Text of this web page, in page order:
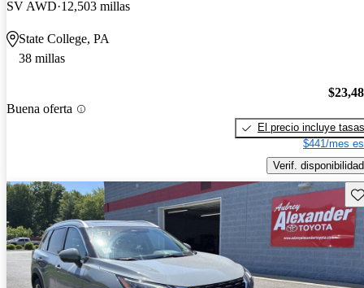
SV AWD 12,503 millas
State College, PA
38 millas
Buena oferta
El precio incluye tasas
$441/mes
Verif. disponibilidad